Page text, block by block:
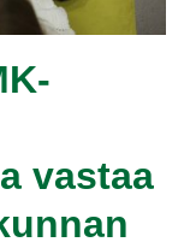
vastaa